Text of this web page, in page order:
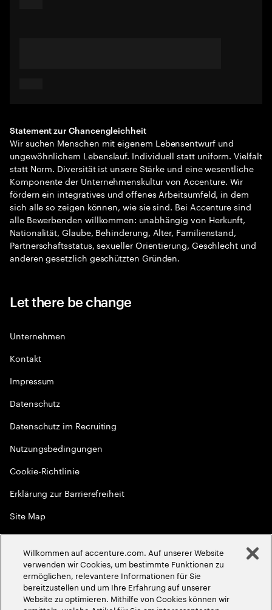
Statement zur Chancengleichheit
Wir suchen Menschen mit eigenem Lebensentwurf und
ungewöhnlichem Lebenslauf. Individuell statt uniform. Vielfalt
statt Norm. Diversität ist unsere Stärke und eine wesentliche
Komponente der Unternehmenskultur von Accenture. Wir
fördern ein integratives und offenes Arbeitsumfeld, in dem
sich alle so zeigen können, wie sie sind. Bei Accenture sind
alle Bewerbenden willkommen: unabhängig von Herkunft,
Nationalität, Glaube, Behinderung, Alter, Familienstand,
Partnerschaftsstatus, sexueller Orientierung, Geschlecht und
anderen gesetzlich geschützten Gründen.
Let there be change
Unternehmen
Kontakt
Impressum
Datenschutz
Datenschutz im Recruiting
Nutzungsbedingungen
Cookie-Richtlinie
Erklärung zur Barrierefreiheit
Site Map
Globale Meritokratie
2026Accenture. Alle Rechte vorbehalten
Willkommen auf accenture.com. Auf unserer Website
verwenden wir Cookies, um bestimmte Funktionen zu
ermöglichen, relevantere Informationen für Sie
bereitzustellen und um Ihre Erfahrung auf unserer
Website zu optimieren. Mithilfe von Cookies können wir